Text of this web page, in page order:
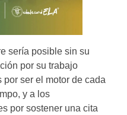
sería posible sin su
por su trabajo
ser el motor de cada
y a los
por sostener una cita